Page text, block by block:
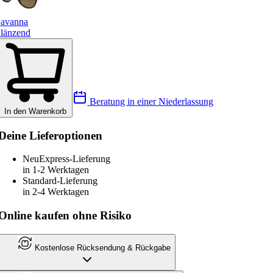
In den Warenkorb
Beratung in einer Niederlassung
Lieferoptionen
NeuExpress-Lieferung
in 1-2 Werktagen
Standard-Lieferung
in 2-4 Werktagen
kaufen ohne Risiko
Kostenlose Rücksendung & Rückgabe